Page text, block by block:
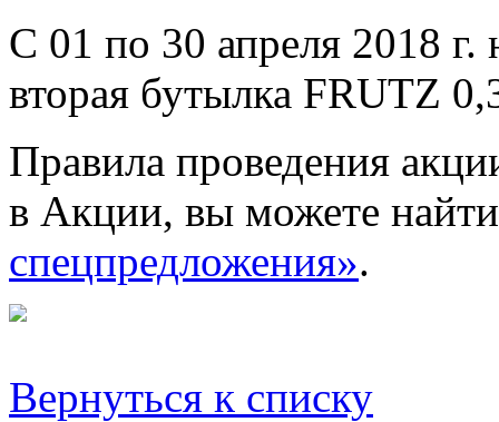
С 01 по 30 апреля 2018
вторая бутылка FRUTZ
Правила проведения
в Акции, вы можете
спецпредложения».
Вернуться к списку